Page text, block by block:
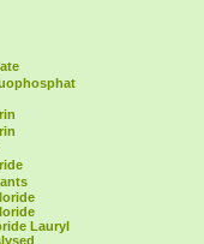
Lauryl